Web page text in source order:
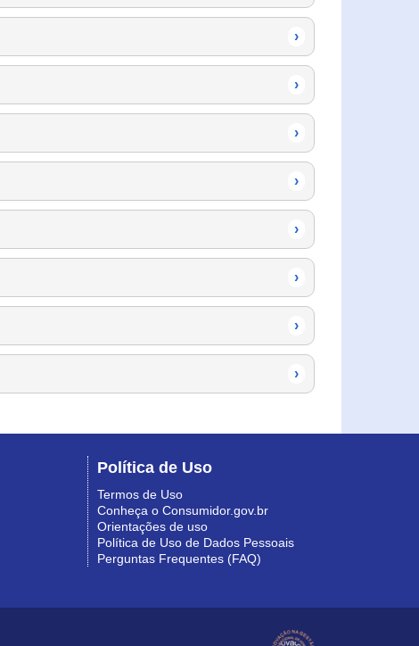
›
›
›
›
›
›
›
›
Política de Uso
Termos de Uso
Conheça o Consumidor.gov.br
Orientações de uso
Política de Uso de Dados Pessoais
Perguntas Frequentes (FAQ)